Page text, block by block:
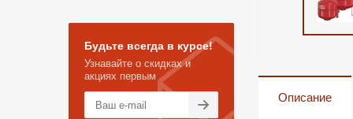
Описание
Будьте всегда в курсе!
Узнавайте о скидках и
акциях первым